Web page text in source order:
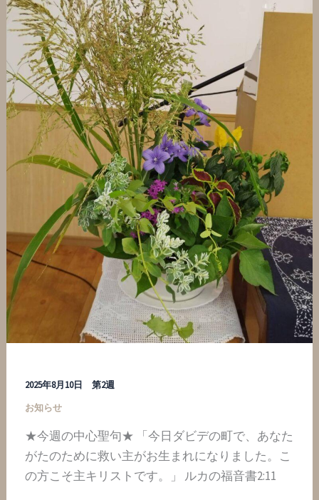
2025年8月10日 第2週
お知らせ
★今週の中心聖句★ 「今日ダビデの町で、あなた
がたのために救い主がお生まれになりました。こ
の方こそ主キリストです。」 ルカの福音書2:11